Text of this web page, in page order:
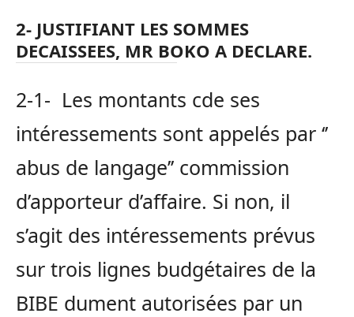
2- JUSTIFIANT LES SOMMES
DECAISSEES, MR BOKO A DECLARE.
2-1- Les montants cde ses
intéressements sont appelés par ‘’
abus de langage’’ commission
d’apporteur d’affaire. Si non, il
s’agit des intéressements prévus
sur trois lignes budgétaires de la
BIBE dument autorisées par un